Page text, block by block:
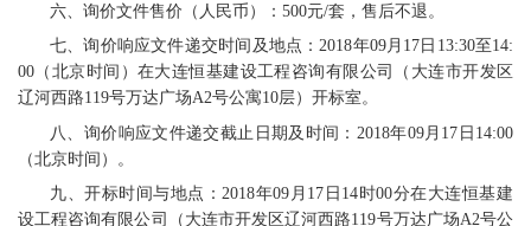
六、询价文件售价（人民币）：500元/套，售后不退。
七、询价响应文件递交时间及地点：2018年09月17日13:30至14:
00（北京时间）在大连恒基建设工程咨询有限公司（大连市开发区
辽河西路119号万达广场A2号公寓10层）开标室。
八、询价响应文件递交截止日期及时间：2018年09月17日14:00
（北京时间）。
九、开标时间与地点：2018年09月17日14时00分在大连恒基建
设工程咨询有限公司（大连市开发区辽河西路119号万达广场A2号公